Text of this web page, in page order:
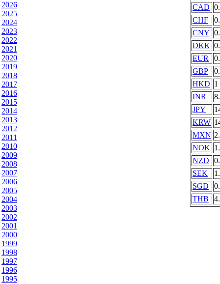
2026
2025
2024
2023
2022
2021
2020
2019
2018
2017
2016
2015
2014
2013
2012
2011
2010
2009
2008
2007
2006
2005
2004
2003
2002
2001
2000
1999
1998
1997
1996
1995
CAD
CHF
CNY
DKK
EUR
GBP
HKD 1
INR
JPY
KRW
MXN
NOK
NZD
SEK
SGD
THB